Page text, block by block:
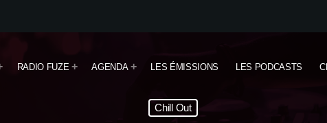
RADIO FUZE AGENDA LES ÉMISSIONS LES PODCASTS
Chill Out